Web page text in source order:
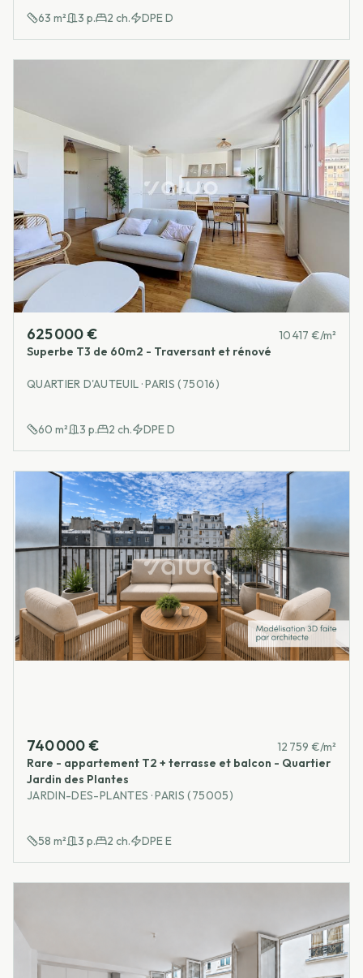
63 m² 3 p. 2 ch. DPED
625 000 €
10 417 €/m²
Superbe T3 de 60m2 - Traversant et rénové
QUARTIER D'AUTEUIL · PARIS (75016)
60 m² 3 p. 2 ch. DPED
740 000 €
12 759 €/m²
Rare - appartement T2 + terrasse et balcon - Quartier
Jardin des Plantes
JARDIN-DES-PLANTES · PARIS (75005)
58 m² 3 p. 2 ch. DPEE